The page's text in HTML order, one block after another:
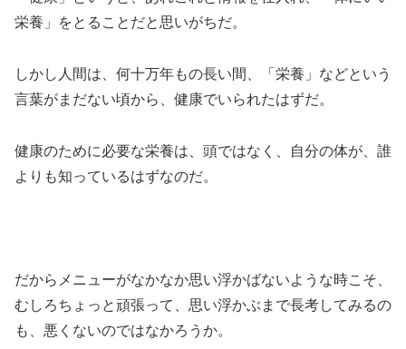
栄養」をとることだと思いがちだ。
しかし人間は、何十万年もの長い間、「栄養」などという
言葉がまだない頃から、健康でいられたはずだ。
健康のために必要な栄養は、頭ではなく、自分の体が、誰
よりも知っているはずなのだ。
だからメニューがなかなか思い浮かばないような時こそ、
むしろちょっと頑張って、思い浮かぶまで長考してみるの
も、悪くないのではなかろうか。